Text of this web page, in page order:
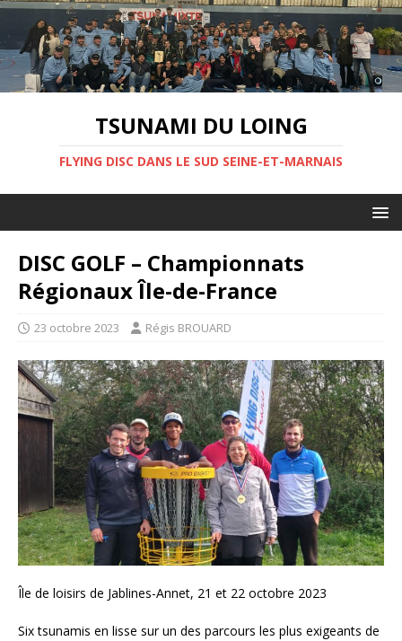
TSUNAMI DU LOING
FLYING DISC DANS LE SUD SEINE-ET-MARNAIS
DISC GOLF – Championnats
Régionaux Île-de-France
23 octobre 2023 Régis BROUARD
Île de loisirs de Jablines-Annet, 21 et 22 octobre 2023
Six tsunamis en lisse sur un des parcours les plus exigeants de